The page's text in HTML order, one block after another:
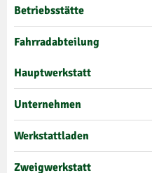
Betriebsstätte
Fahrradabteilung
Hauptwerkstatt
Unternehmen
Werkstattladen
Zweigwerkstatt